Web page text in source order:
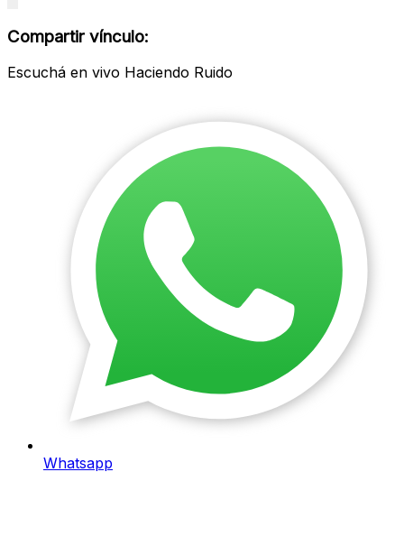
modal
Compartir vínculo:
Escuchá en vivo Haciendo Ruido
Whatsapp